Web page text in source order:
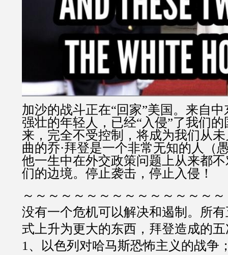
加沙的战斗正在“回家”美国。来自
强壮的年轻人，已经“入侵”了我们
来，完全不受控制，将成为我们从
曲的乔·拜登是一个非常无知的人（
他一生中在外交政策问题上从来都
们的边境。停止袭击，停止入侵！
～～～～～～～～～～～～～～～
没有一个危机可以解决和遏制。所
式上升为更大的东西，拜登造成的
1 、以色列对哈马斯恐怖主义的战争